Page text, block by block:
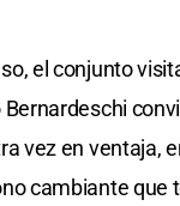
el conjunto
vez en ventaja,
cambiante que